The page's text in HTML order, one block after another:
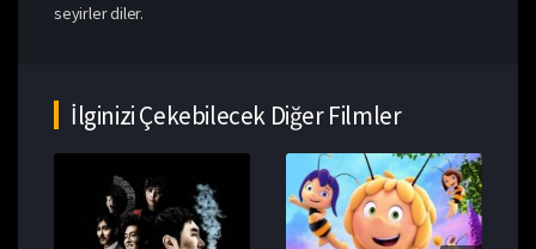
seyirler diler.
İlginizi Çekebilecek Diğer Filmler